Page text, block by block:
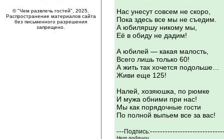
© "Чем развлечь гостей", 2025.
Распространение материалов сайта
без письменного разрешения
запрещено.
Нас унесут совсем не скоро,
Пока здесь все мы не съедим.
А юбиляршу никому мы,
Её в обиду не дадим!
А юбилей — какая малость,
Всего лишь только 60!
А жить так хочется подольше…
Живи еще 125!
Налей, хозяюшка, по рюмке
И мужа обними при нас!
Мы как порядочные гости
По полной выпьем все за вас!
--- Подпись:
Нет подписи